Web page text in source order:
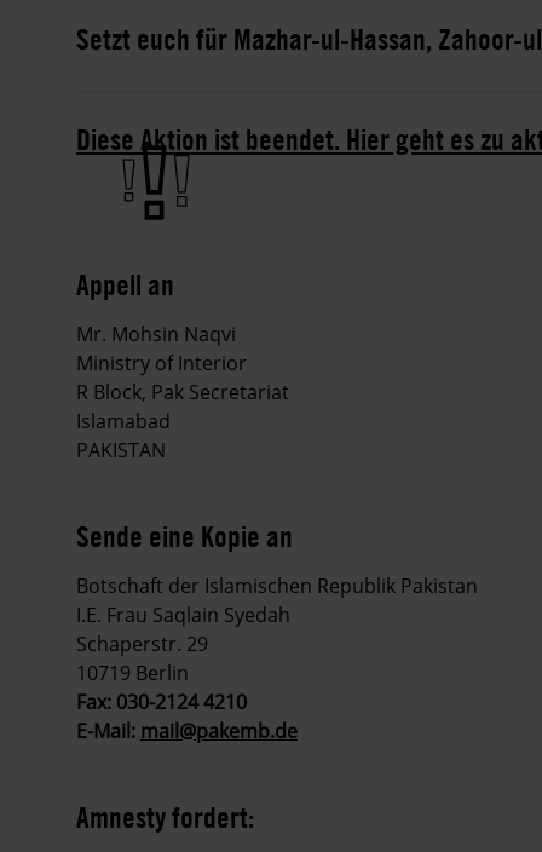
Setzt euch für Mazhar-ul-Hassan, Zahoor-
Diese Aktion ist beendet. Hier geht es zu
Appell an
Mr. Mohsin Naqvi
Ministry of Interior
R Block, Pak Secretariat
Islamabad
PAKISTAN
Sende eine Kopie an
Botschaft der Islamischen Republik Pakistan
I.E. Frau Saqlain Syedah
Schaperstr. 29
10719 Berlin
Fax: 030-2124 4210
E-Mail: mail@pakemb.de
Amnesty fordert: